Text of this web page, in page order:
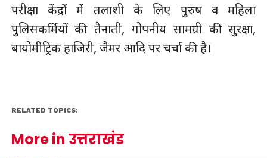
परीक्षा केंद्रों में तलाशी के लिए पुरुष व महिला
पुलिसकर्मियों की तैनाती, गोपनीय सामग्री की सुरक्षा,
बायोमीट्रिक हाजिरी, जैमर आदि पर चर्चा की है।
RELATED TOPICS:
More in उत्तराखंड